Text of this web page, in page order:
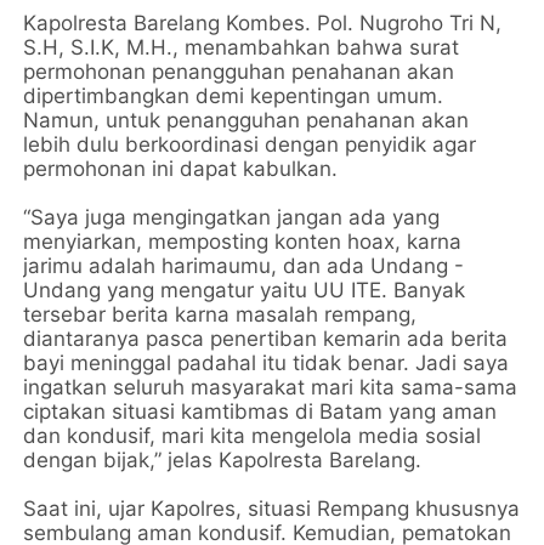
Kapolresta Barelang Kombes. Pol. Nugroho Tri N,
S.H, S.I.K, M.H., menambahkan bahwa surat
permohonan penangguhan penahanan akan
dipertimbangkan demi kepentingan umum.
Namun, untuk penangguhan penahanan akan
lebih dulu berkoordinasi dengan penyidik agar
permohonan ini dapat kabulkan.
“Saya juga mengingatkan jangan ada yang
menyiarkan, memposting konten hoax, karna
jarimu adalah harimaumu, dan ada Undang -
Undang yang mengatur yaitu UU ITE. Banyak
tersebar berita karna masalah rempang,
diantaranya pasca penertiban kemarin ada berita
bayi meninggal padahal itu tidak benar. Jadi saya
ingatkan seluruh masyarakat mari kita sama-sama
ciptakan situasi kamtibmas di Batam yang aman
dan kondusif, mari kita mengelola media sosial
dengan bijak,” jelas Kapolresta Barelang.
Saat ini, ujar Kapolres, situasi Rempang khususnya
sembulang aman kondusif. Kemudian, pematokan